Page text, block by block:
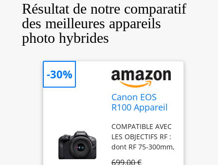
Résultat de notre comparatif
des meilleures appareils
photo hybrides
Canon EOS
R100 Appareil
Objectif RF-S
18-45mm F4.5-
6.3 is STM,
Appareil Photo
COMPATIBLE AVEC
LES OBJECTIFS RF :
dont RF 75-300mm,
699,00 €
-30%